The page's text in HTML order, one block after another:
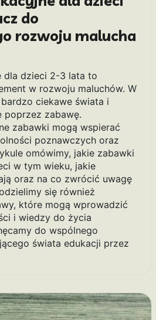
do
rozwoju malucha
dla dzieci 2-3 lata to
w rozwoju maluchów. W
ciekawe świata i
poprzez zabawę.
zabawki mogą wspierać
poznawczych oraz
omówimy, jakie zabawki
w tym wieku, jakie
oraz na co zwrócić uwagę
się również
które mogą wprowadzić
i wiedzy do życia
do wspólnego
świata edukacji przez